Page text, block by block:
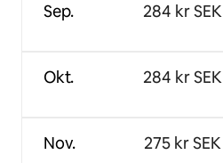
Sep.
Okt.
Nov.
284 kr SEK
284 kr SEK
275 kr SEK